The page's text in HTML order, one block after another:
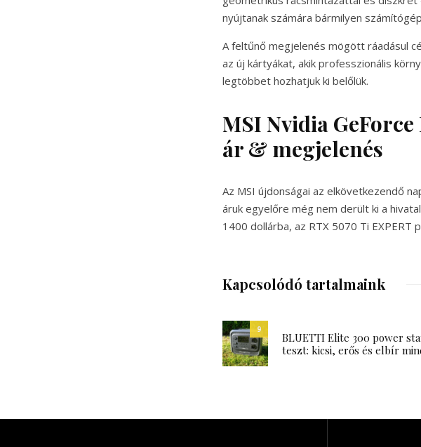
nyújtanak számára bármilyen
A feltűnő megjelenés mögött ráadásul
az új kártyákat, akik professzionális
legtöbbet hozhatjuk ki belőlük.
MSI Nvidia GeForce
ár & megjelenés
Az MSI újdonságai az elkövetkezendő
áruk egyelőre még nem derült ki a
1400 dollárba, az RTX 5070 Ti EXPERT
Kapcsolódó tartalmaink
9
BLUETTI Elite 300 power
teszt: kicsi, erős és elbír